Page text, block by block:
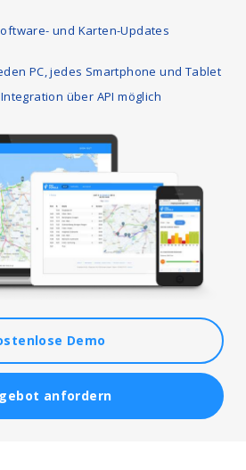
Demo
anfordern
und Karten-Updates
PC, jedes Smartphone und Tablet
über API möglich